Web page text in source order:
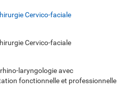
Cervico-faciale
Cervico-faciale
laryngologie avec
fonctionnelle et professionnelle